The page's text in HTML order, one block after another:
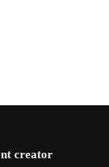
creator